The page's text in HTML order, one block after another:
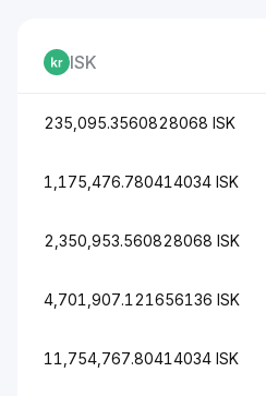
ISK
235,095.3560828068 ISK
1,175,476.780414034 ISK
2,350,953.560828068 ISK
4,701,907.121656136 ISK
11,754,767.80414034 ISK